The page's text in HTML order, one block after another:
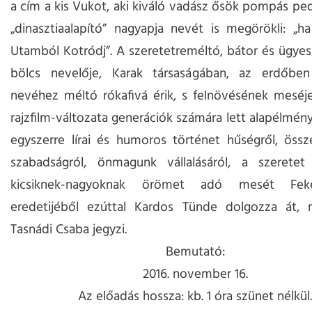
a cím a kis Vukot, aki kiváló vadász ősök pompás
„dinasztiaalapító” nagyapja nevét is megörökli:
Utamból Kotródj”. A szeretetreméltó, bátor és
bölcs nevelője, Karak társaságában, az
nevéhez méltó rókafivá érik, s felnövésének
rajzfilm-változata generációk számára lett
egyszerre lírai és humoros történet hűségről,
szabadságról, önmagunk vállalásáról, a
kicsiknek-nagyoknak örömet adó mesét
eredetijéből ezúttal Kardos Tünde dolgozza át,
Tasnádi Csaba jegyzi.
Bemutató:
2016. november 16.
Az előadás hossza: kb. 1 óra szünet nélkül.